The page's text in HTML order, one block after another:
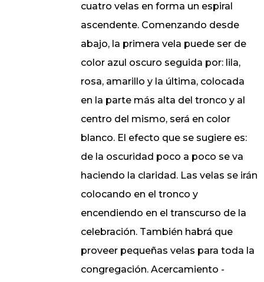
cuatro velas en forma un espiral
ascendente. Comenzando desde
abajo, la primera vela puede ser de
color azul oscuro seguida por: lila,
rosa, amarillo y la última, colocada
en la parte más alta del tronco y al
centro del mismo, será en color
blanco. El efecto que se sugiere es:
de la oscuridad poco a poco se va
haciendo la claridad. Las velas se irán
colocando en el tronco y
encendiendo en el transcurso de la
celebración. También habrá que
proveer pequeñas velas para toda la
congregación. Acercamiento -